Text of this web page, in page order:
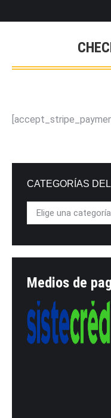
CATEGORÍAS
Medios de